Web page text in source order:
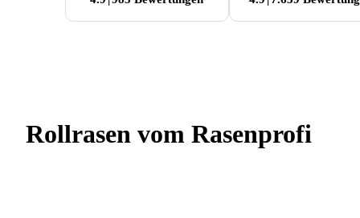
Rollrasen vom Rasenprofi